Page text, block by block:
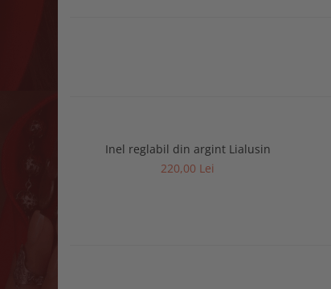
Inel reglabil din argint Lialusin
220,00 Lei